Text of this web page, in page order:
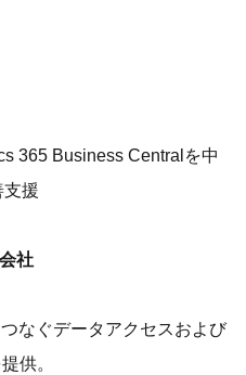
365 Business Centralを中
援
社
なぐデータアクセスおよび
供。